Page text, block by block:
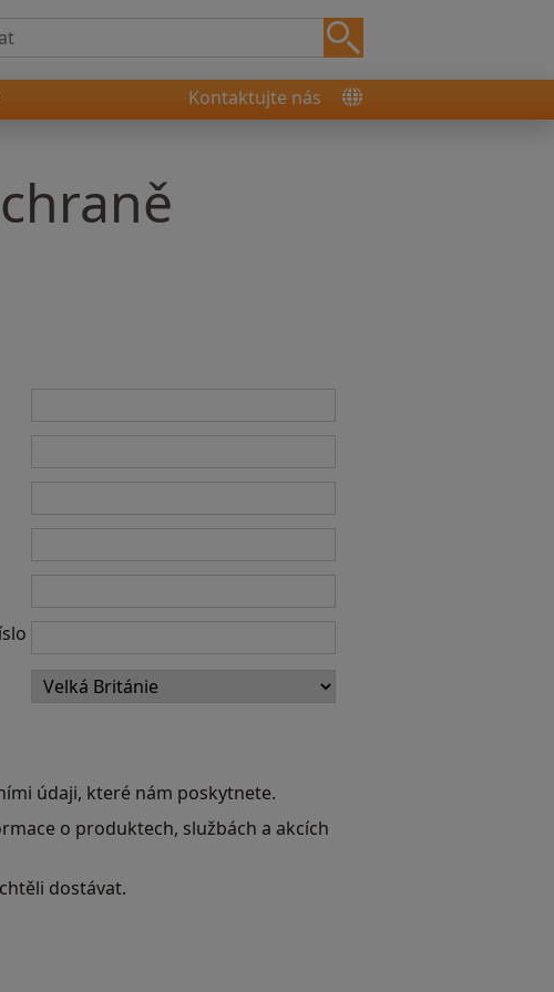
Kontaktujte nás
údaji, které nám poskytnete.
o produktech, službách a akcích
dostávat.